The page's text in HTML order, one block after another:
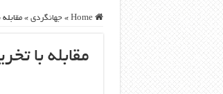
Home
» جهانگردی »
مقابله با